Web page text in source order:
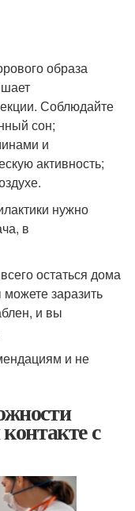
образа
Соблюдайте
сон;
и
активность;
нужно
в
остаться дома
заразить
и вы
и не
с